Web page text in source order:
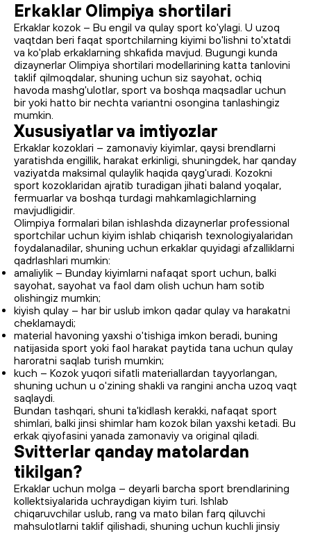
Erkaklar Olimpiya shortilari
Erkaklar kozok – Bu engil va qulay sport ko'ylagi. U uzoq
vaqtdan beri faqat sportchilarning kiyimi bo'lishni to'xtatdi
va ko'plab erkaklarning shkafida mavjud. Bugungi kunda
dizaynerlar Olimpiya shortilari modellarining katta tanlovini
taklif qilmoqdalar, shuning uchun siz sayohat, ochiq
havoda mashg'ulotlar, sport va boshqa maqsadlar uchun
bir yoki hatto bir nechta variantni osongina tanlashingiz
mumkin.
Xususiyatlar va imtiyozlar
Erkaklar kozoklari – zamonaviy kiyimlar, qaysi brendlarni
yaratishda engillik, harakat erkinligi, shuningdek, har qanday
vaziyatda maksimal qulaylik haqida qayg'uradi. Kozokni
sport kozoklaridan ajratib turadigan jihati baland yoqalar,
fermuarlar va boshqa turdagi mahkamlagichlarning
mavjudligidir.
Olimpiya formalari bilan ishlashda dizaynerlar professional
sportchilar uchun kiyim ishlab chiqarish texnologiyalaridan
foydalanadilar, shuning uchun erkaklar quyidagi afzalliklarni
qadrlashlari mumkin:
amaliylik – Bunday kiyimlarni nafaqat sport uchun, balki
sayohat, sayohat va faol dam olish uchun ham sotib
olishingiz mumkin;
kiyish qulay – har bir uslub imkon qadar qulay va harakatni
cheklamaydi;
material havoning yaxshi o'tishiga imkon beradi, buning
natijasida sport yoki faol harakat paytida tana uchun qulay
haroratni saqlab turish mumkin;
kuch – Kozok yuqori sifatli materiallardan tayyorlangan,
shuning uchun u o'zining shakli va rangini ancha uzoq vaqt
saqlaydi.
Bundan tashqari, shuni ta'kidlash kerakki, nafaqat sport
shimlari, balki jinsi shimlar ham kozok bilan yaxshi ketadi. Bu
erkak qiyofasini yanada zamonaviy va original qiladi.
Svitterlar qanday matolardan
tikilgan?
Erkaklar uchun molga – deyarli barcha sport brendlarining
kollektsiyalarida uchraydigan kiyim turi. Ishlab
chiqaruvchilar uslub, rang va mato bilan farq qiluvchi
mahsulotlarni taklif qilishadi, shuning uchun kuchli jinsiy